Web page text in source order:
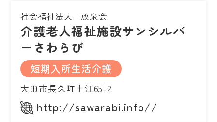
社会福祉法人 放泉会
介護老人福祉施設サンシルバ
ーさわらび
短期入所生活介護
大田市長久町土江65-2
http://sawarabi.info//